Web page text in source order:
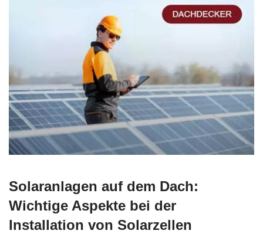
Solaranlagen auf dem Dach:
Wichtige Aspekte bei der
Installation von Solarzellen